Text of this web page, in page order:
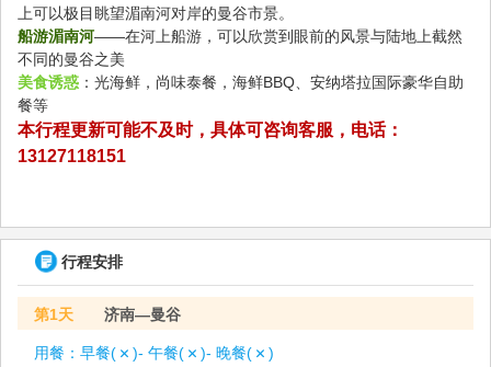
上可以极目眺望湄南河对岸的曼谷市景。
船游湄南河——在河上船游，可以欣赏到眼前的风景与陆地上截然
不同的曼谷之美
美食诱惑 ：光海鲜，尚味泰餐，海鲜BBQ、安纳塔拉国际豪华自助
餐等
本行程更新可能不及时，具体可咨询客服，电话：
13127118151
行程安排
第1天 济南—曼谷
用餐： 早餐( )- 午餐( )- 晚餐(
)